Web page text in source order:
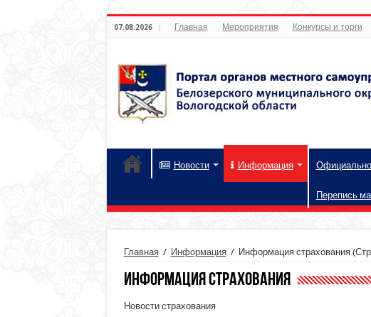
07.08.2026 Главная Мероприятия Конкурсы и торги
Новости Информация Официально
Перепись
Главная / Информация / Информация страхования
Информация страхования
Новости страхования